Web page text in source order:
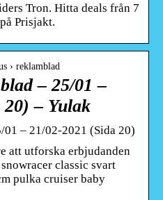
Tron. Hitta deals från 7
Prisjakt.
› reklamblad
– 25/01 –
20) – Yulak
01 – 21/02-2021 (Sida 20)
att utforska erbjudanden
classic svart
pulka cruiser baby